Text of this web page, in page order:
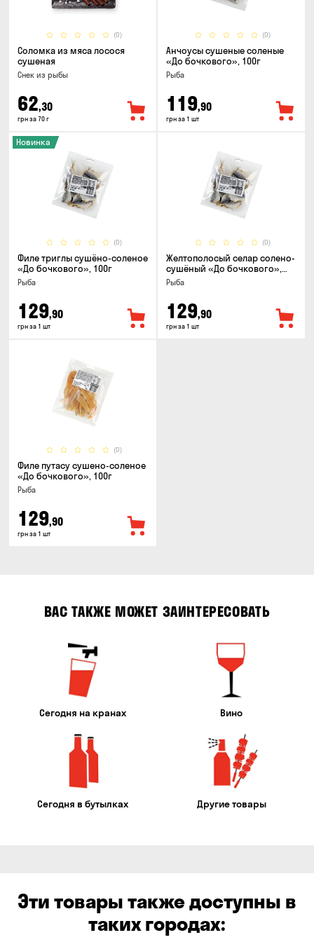
(0)
Соломка из мяса лосося
сушеная
Снек из рыбы
62,30
грн за 70 г
(0)
Анчоусы сушеные соленые
«До бочкового», 100г
Рыба
119,90
грн за 1 шт
(0)
Новинка
Филе триглы сушёно-соленое
«До бочкового», 100г
Рыба
129,90
грн за 1 шт
(0)
Желтополосый селар солено-
сушёный «До бочкового»,
100г
Рыба
129,90
грн за 1 шт
(0)
Филе путасу сушено-соленое
«До бочкового», 100г
Рыба
129,90
грн за 1 шт
ВАС ТАКЖЕ МОЖЕТ ЗАИНТЕРЕСОВАТЬ
Сегодня на кранах Вино
Сегодня в бутылках Другие товары
Эти товары также доступны в
таких городах: